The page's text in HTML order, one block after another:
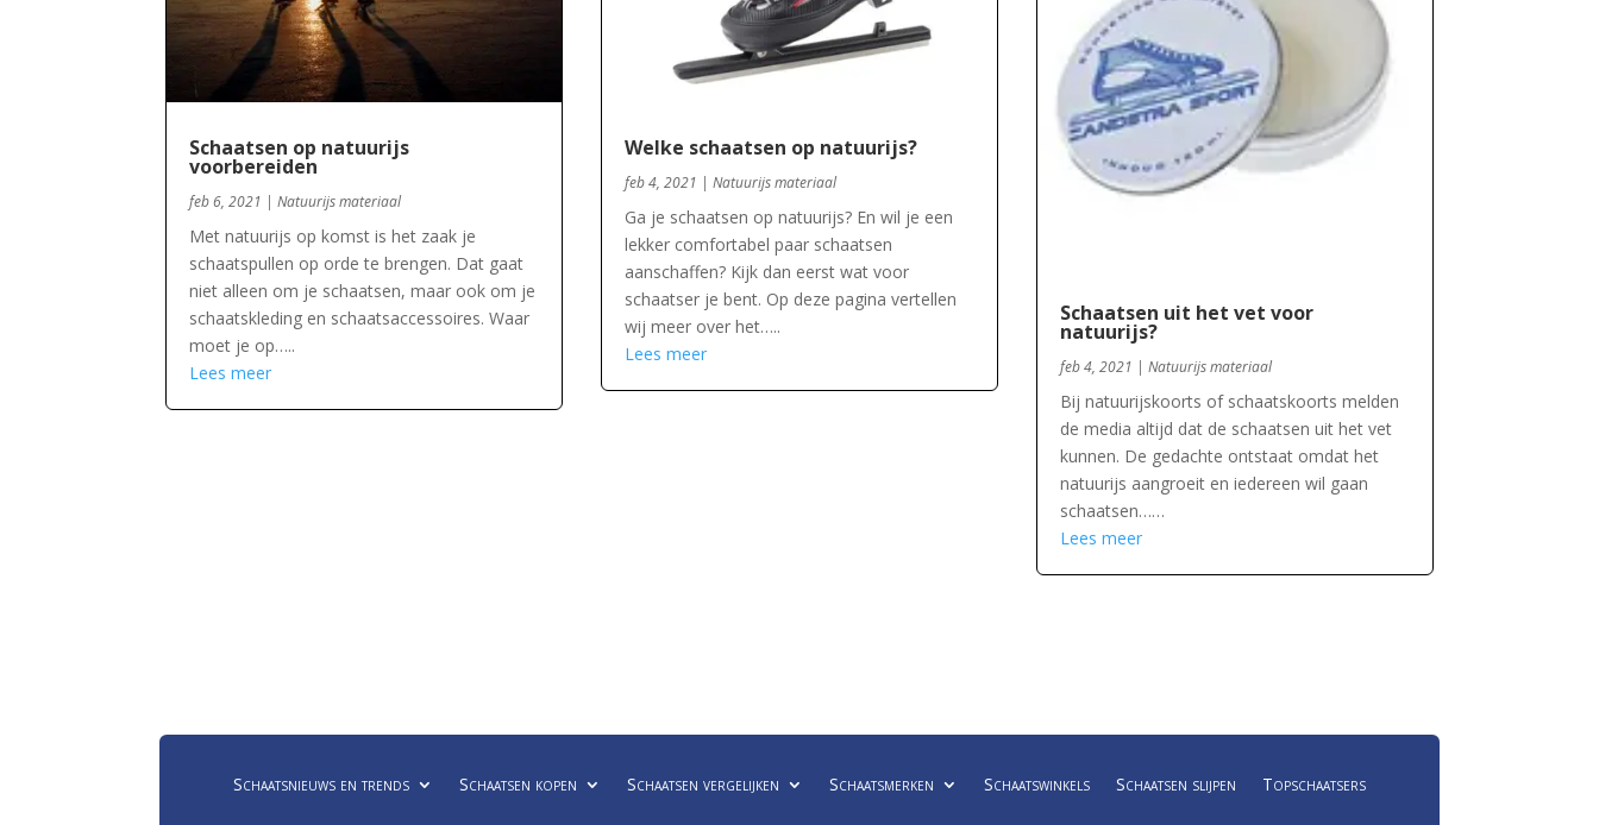
Schaatsen op natuurijs
voorbereiden
feb 6, 2021 |Natuurijs materiaal
Met natuurijs op komst is het zaak je
schaatspullen op orde te brengen. Dat gaat
niet alleen om je schaatsen, maar ook om je
schaatskleding en schaatsaccessoires. Waar
moet je op…..
Lees meer
Welke schaatsen op natuurijs?
feb 4, 2021 |Natuurijs materiaal
Ga je schaatsen op natuurijs? En wil je een
lekker comfortabel paar schaatsen
aanschaffen? Kijk dan eerst wat voor
schaatser je bent. Op deze pagina vertellen
wij meer over het…..
Lees meer
Schaatsen uit het vet voor
natuurijs?
feb 4, 2021 | Natuurijs materiaal
Bij natuurijskoorts of schaatskoorts melden
de media altijd dat de schaatsen uit het vet
kunnen. De gedachte ontstaat omdat het
natuurijs aangroeit en iedereen wil gaan
schaatsen……
Lees meer
Schaatsnieuws en trends Schaatsen kopen Schaatsen vergelijken Schaatsmerken Schaatswinkels Schaatsen slijpen Topschaatsers